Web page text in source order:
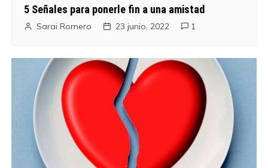
s
5 Señales para ponerle fin a una amistad
Sarai Romero 23 junio, 2022 1